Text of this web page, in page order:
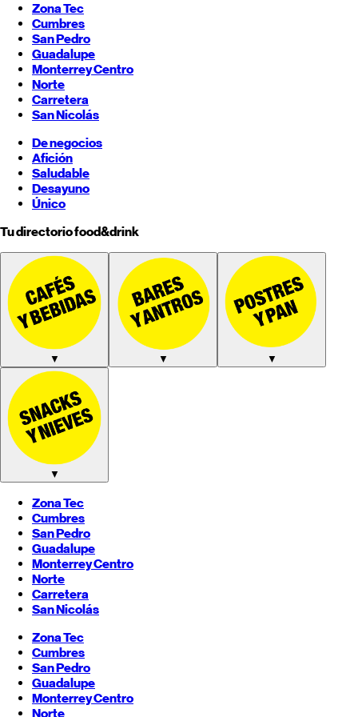
Zona Tec
Cumbres
San Pedro
Guadalupe
MonterreyCentro
Norte
Carretera
San Nicolás
De negocios
Afición
Saludable
Desayuno
Único
Tu directorio food&drink
▼ ▼ ▼
▼
Zona Tec
Cumbres
San Pedro
Guadalupe
MonterreyCentro
Norte
Carretera
San Nicolás
Zona Tec
Cumbres
San Pedro
Guadalupe
MonterreyCentro
Norte